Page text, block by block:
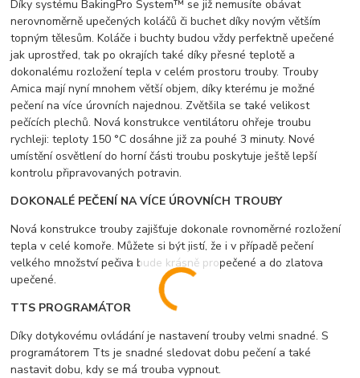
Díky systému BakingPro System™ se již nemusíte obávat
nerovnoměrně upečených koláčů či buchet díky novým větším
topným tělesům. Koláče i buchty budou vždy perfektně upečené
jak uprostřed, tak po okrajích také díky přesné teplotě a
dokonalému rozložení tepla v celém prostoru trouby. Trouby
Amica mají nyní mnohem větší objem, díky kterému je možné
pečení na více úrovních najednou. Zvětšila se také velikost
pečících plechů. Nová konstrukce ventilátoru ohřeje troubu
rychleji: teploty 150 °C dosáhne již za pouhé 3 minuty. Nové
umístění osvětlení do horní části troubu poskytuje ještě lepší
kontrolu připravovaných potravin.
DOKONALÉ PEČENÍ NA VÍCE ÚROVNÍCH TROUBY
Nová konstrukce trouby zajišťuje dokonale rovnoměrné rozložení
tepla v celé komoře. Můžete si být jistí, že i v případě pečení
velkého množství pečiva bude krásně propečené a do zlatova
upečené.
TTS PROGRAMÁTOR
Díky dotykovému ovládání je nastavení trouby velmi snadné. S
programátorem Tts je snadné sledovat dobu pečení a také
nastavit dobu, kdy se má trouba vypnout.